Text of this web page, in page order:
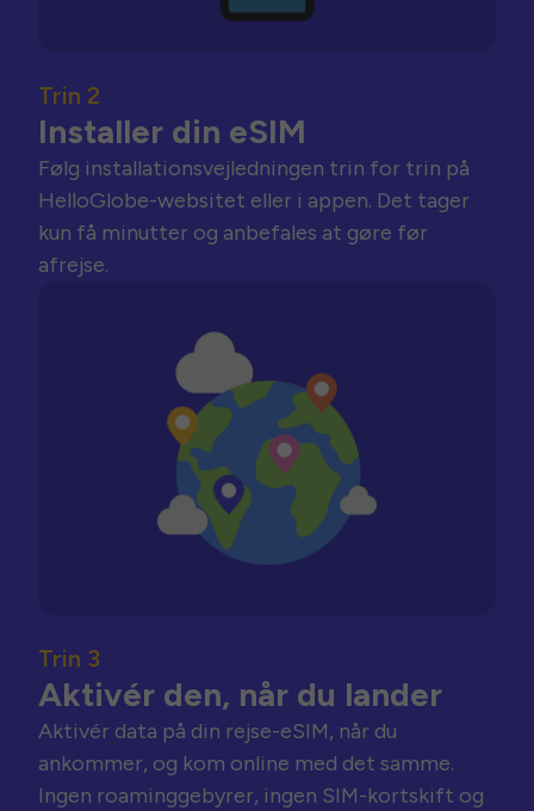
Trin 2
Installer din eSIM
Følg installationsvejledningen trin for trin på
HelloGlobe-websitet eller i appen. Det tager
kun få minutter og anbefales at gøre før
afrejse.
Trin 3
Aktivér den, når du lander
Aktivér data på din rejse-eSIM, når du
ankommer, og kom online med det samme.
Ingen roaminggebyrer, ingen SIM-kortskift og